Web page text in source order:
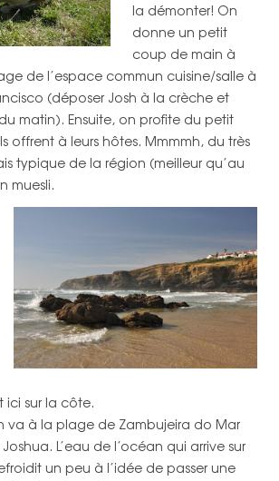
la démonter! On
donne un petit
coup de main à
de l’espace commun cuisine/salle à
(déposer Josh à la crèche et
matin). Ensuite, on profite du petit
offrent à leurs hôtes. Mmmmh, du très
typique de la région (meilleur qu’au
muesli.
ici sur la côte.
va à la plage de Zambujeira do Mar
L’eau de l’océan qui arrive sur
un peu à l’idée de passer une